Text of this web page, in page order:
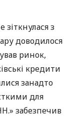
зіткнулася з
доводилося
ринок,
кредити
занадто
для
забезпечив